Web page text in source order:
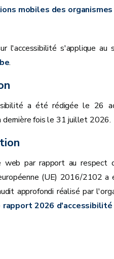
mobiles des organismes
l'accessibilité s'applique au
.
a été rédigée le 26
dernière fois le 31 juillet 2026.
web par rapport au respect
(UE) 2016/2102 a
approfondi réalisé par
rapport 2026 d'accessibilité